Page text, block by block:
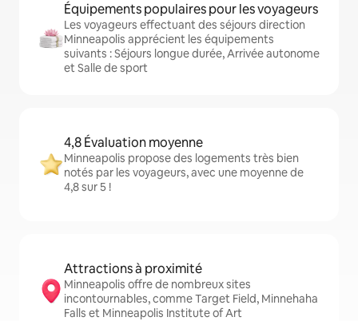
Équipements populaires pour les voyageurs
Les voyageurs effectuant des séjours direction
Minneapolis apprécient les équipements
suivants : Séjours longue durée, Arrivée autonome
et Salle de sport
4,8 Évaluation moyenne
Minneapolis propose des logements très bien
notés par les voyageurs, avec une moyenne de
4,8 sur 5 !
Attractions à proximité
Minneapolis offre de nombreux sites
incontournables, comme Target Field, Minnehaha
Falls et Minneapolis Institute of Art